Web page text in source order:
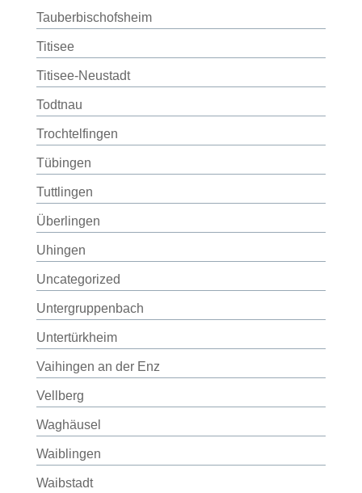
Tauberbischofsheim
Titisee
Titisee-Neustadt
Todtnau
Trochtelfingen
Tübingen
Tuttlingen
Überlingen
Uhingen
Uncategorized
Untergruppenbach
Untertürkheim
Vaihingen an der Enz
Vellberg
Waghäusel
Waiblingen
Waibstadt